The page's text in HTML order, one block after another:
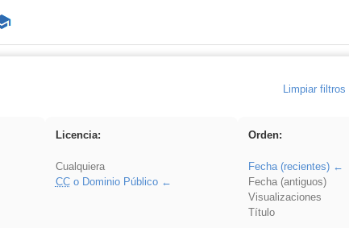
Limpiar filtros
Licencia:
Cualquiera
CCo Dominio Público
Orden:
Fecha (recientes)
Fecha (antiguos)
Visualizaciones
Título